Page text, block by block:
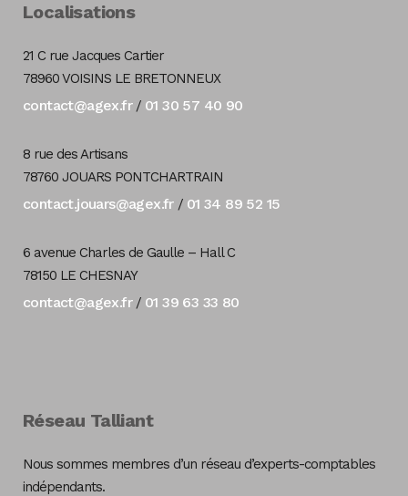
Localisations
21 C rue Jacques Cartier
78960 VOISINS LE BRETONNEUX
contact@agex.fr/ 01 30 57 40 90
8 rue des Artisans
78760 JOUARS PONTCHARTRAIN
contact.jouars@agex.fr/ 01 34 89 52 15
6 avenue Charles de Gaulle – Hall C
78150 LE CHESNAY
contact@agex.fr/ 01 39 63 33 80
Réseau Talliant
Nous sommes membres d’un réseau d’experts-comptables
indépendants.